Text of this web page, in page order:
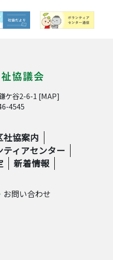
ケ谷2-6-1 [MAP]
4545
社協案内
ティアセンター
新着情報
お問い合わせ